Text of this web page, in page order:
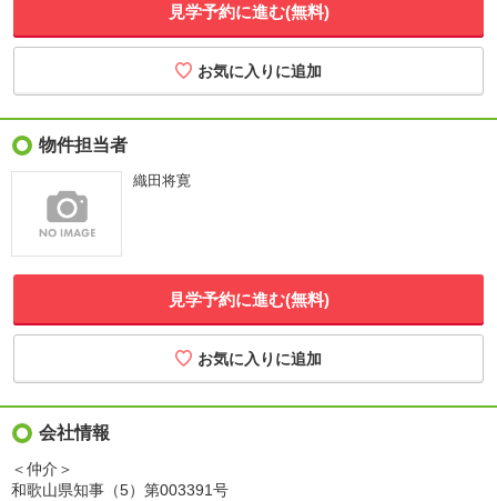
見学予約に進む(無料)
物件担当者
織田将寛
見学予約に進む(無料)
会社情報
＜仲介＞
和歌山県知事（5）第003391号